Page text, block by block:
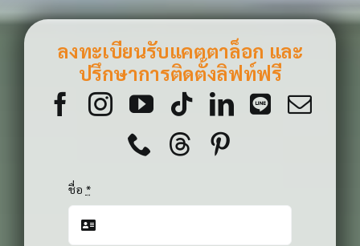
ลงทะเบียนรับแคตตาล็อก และ
ปรึกษาการติดตั้งลิฟท์ฟรี
ชื่อ *